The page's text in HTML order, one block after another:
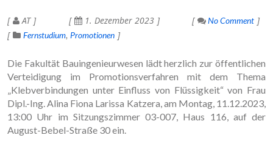
AT 1. Dezember 2023
No Comment
Fernstudium Promotionen
Die Fakultät Bauingenieurwesen lädt herzlich zur öffentlichen
Verteidigung im Promotionsverfahren mit dem Thema
„Klebverbindungen unter Einfluss von Flüssigkeit“ von Frau
Dipl.-Ing. Alina Fiona Larissa Katzera, am Montag, 11.12.2023,
13:00 Uhr im Sitzungszimmer 03-007, Haus 116, auf der
August-Bebel-Straße 30 ein.